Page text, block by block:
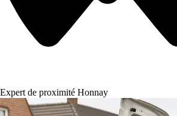
Expert de proximité Honnay